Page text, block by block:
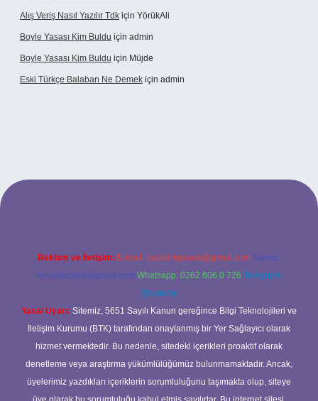
Alış Veriş Nasıl Yazılır Tdk için YörükAli
Boyle Yasası Kim Buldu için admin
Boyle Yasası Kim Buldu için Müjde
Eski Türkçe Balaban Ne Demek için admin
casino
Reklam ve İletişim: E-mail: backlinkpaneli@gmail.com Teams:
forumhizmeti@gmail.com Whatsapp: 0262 606 0 726 Telegram:
@karabul
Yasal Uyarı: Sitemiz, 5651 Sayılı Kanun gereğince Bilgi Teknolojileri ve
İletişim Kurumu (BTK) tarafından onaylanmış bir Yer Sağlayıcı olarak
hizmet vermektedir. Bu nedenle, sitedeki içerikleri proaktif olarak
denetleme veya araştırma yükümlülüğümüz bulunmamaktadır. Ancak,
üyelerimiz yazdıkları içeriklerin sorumluluğunu taşımakta olup, siteye